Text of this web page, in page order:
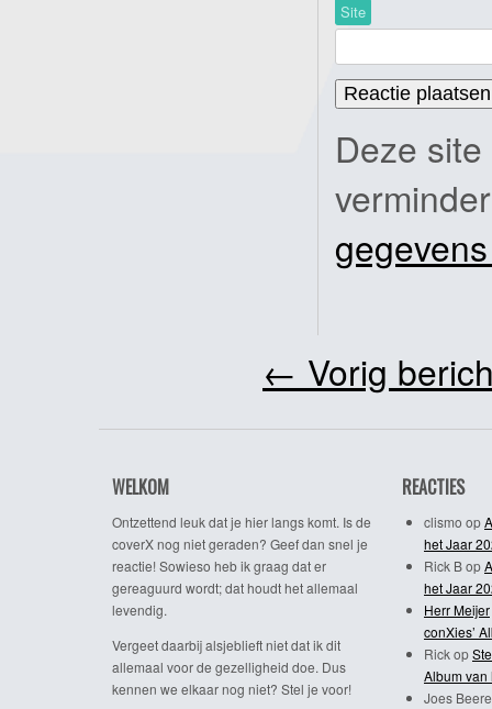
Site
Deze
← Vorig
WELKOM
Ontzettend leuk dat je hier langs komt. Is de
coverX nog niet geraden? Geef dan snel je
reactie! Sowieso heb ik graag dat er
gereaguurd wordt; dat houdt het allemaal
levendig.
Vergeet daarbij alsjeblieft niet dat ik dit
allemaal voor de gezelligheid doe. Dus
kennen we elkaar nog niet? Stel je voor!
REACTIES
clismo op
het Jaar
Rick Bop
het Jaar
Herr Meijer
conXies’
Rickop
Album van
Joes